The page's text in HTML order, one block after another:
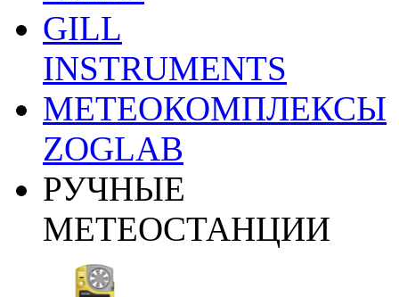
GILL
INSTRUMENTS
МЕТЕОКОМПЛЕКСЫ
ZOGLAB
РУЧНЫЕ
МЕТЕОСТАНЦИИ